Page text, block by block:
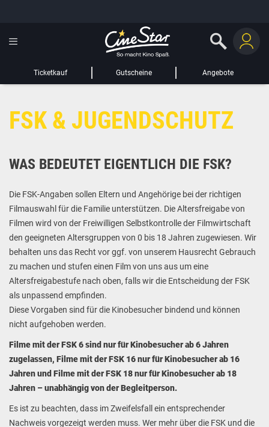
Ticketkauf Gutscheine Angebote
LIEBER CINESTAR-GAST,
Sie werden nun auf eine Website eines Drittanbieters weitergeleitet.
WEITER ZUR EXTERNEN SEITE
GUTSCHEIN HINZUFÜGEN
Gutschein
Gültig bis:
FSK & JUGENDSCHUTZ
WAS BEDEUTET EIGENTLICH DIE FSK?
Die FSK-Angaben sollen Eltern und Angehörige bei der richtigen
Filmauswahl für die Familie unterstützen. Die Altersfreigabe von
Filmen wird von der Freiwilligen Selbstkontrolle der Filmwirtschaft
den geeigneten Altersgruppen von 0 bis 18 Jahren zugewiesen. Wir
behalten uns das Recht vor ggf. von unserem Hausrecht Gebrauch
zu machen und stufen einen Film von uns aus um eine
Altersfreigabestufe nach oben, falls wir die Entscheidung der FSK
als unpassend empfinden.
Diese Vorgaben sind für die Kinobesucher bindend und können
nicht aufgehoben werden.
Filme mit der FSK 6 sind nur für Kinobesucher ab 6 Jahren
zugelassen, Filme mit der FSK 16 nur für Kinobesucher ab 16
Jahren und Filme mit der FSK 18 nur für Kinobesucher ab 18
Jahren – unabhängig von der Begleitperson.
Es ist zu beachten, dass im Zweifelsfall ein entsprechender
Nachweis vorgezeigt werden muss. Wer mehr über die FSK und die